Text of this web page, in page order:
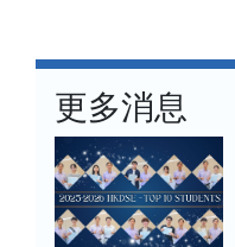
更多消息